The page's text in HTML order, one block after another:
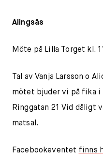
Alingsås
Möte på Lilla Torget kl.
Tal av Vanja Larsson o
mötet bjuder vi på fika i
Ringgatan 21 Vid dåligt
matsal.
Facebookeventet finns